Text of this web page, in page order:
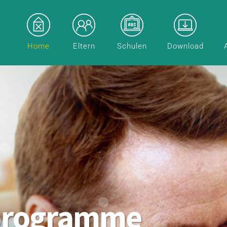
Home Eltern Schulen Download